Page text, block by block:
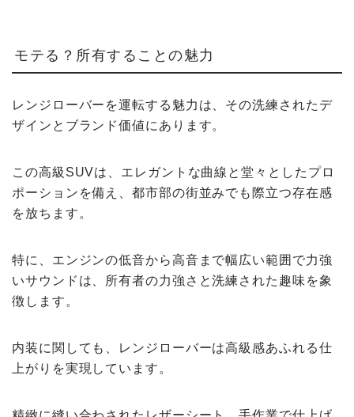
モテる？所有することの魅力
レンジローバーを運転する魅力は、その洗練されたデ
ザインとブランド価値にあります。
この高級SUVは、エレガントな曲線と堂々としたプロ
ポーションを備え、都市部の街並みでも際立つ存在感
を放ちます。
特に、エンジンの低音から高音まで幅広い範囲で力強
いサウンドは、所有者の力強さと洗練された趣味を象
徴します。
内装に関しても、レンジローバーは高級感あふれる仕
上がりを実現しています。